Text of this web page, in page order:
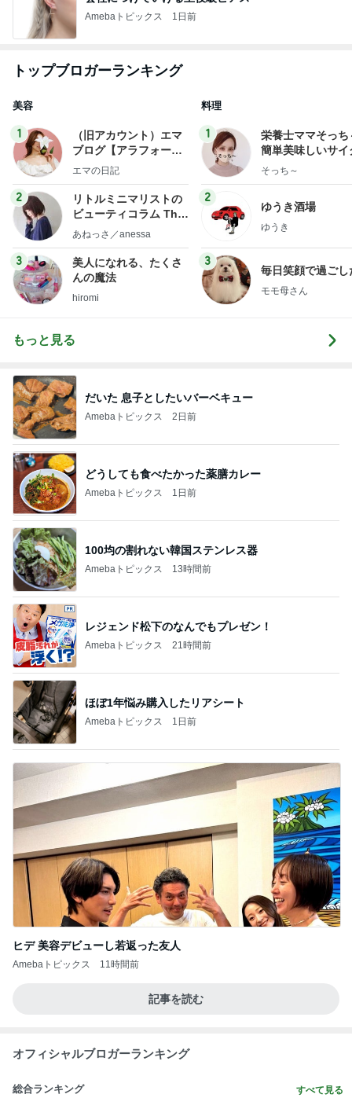
Amebaトピックス 1日前
トップブロガーランキング
美容
1
（旧アカウント）エマ
ブログ【アラフォー会
社売却セカンドライ
エマの日記
2
リトルミニマリストの
ビューティコラム The
little minimalist's bea
あねっさ／anessa
3
美人になれる、たくさ
んの魔法
hiromi
料理
1
栄養士ママそっち
簡単美味しいサイ
献立
そっち～
2
ゆうき酒場
ゆうき
3
毎日笑顔で過ごし
モモ母さん
もっと見る
だいた 息子としたいバーベキュー
Amebaトピックス 2日前
どうしても食べたかった薬膳カレー
Amebaトピックス 1日前
100均の割れない韓国ステンレス器
Amebaトピックス 13時間前
レジェンド松下のなんでもプレゼン！
Amebaトピックス 21時間前
ほぼ1年悩み購入したリアシート
Amebaトピックス 1日前
ヒデ 美容デビューし若返った友人
Amebaトピックス 11時間前
記事を読む
オフィシャルブロガーランキング
総合ランキング すべて見る